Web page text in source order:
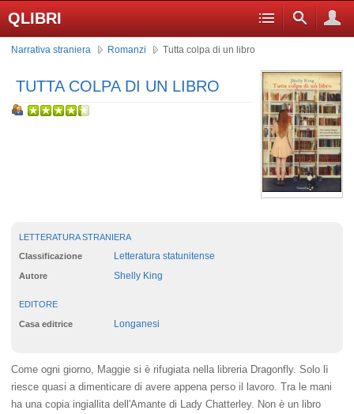
QLIBRI
Narrativa straniera Romanzi Tutta colpa di un libro
TUTTA COLPA DI UN LIBRO
LETTERATURA STRANIERA
Classificazione Letteratura statunitense
Autore Shelly King
EDITORE
Casa editrice Longanesi
Come ogni giorno, Maggie si è rifugiata nella libreria Dragonfly. Solo lì
riesce quasi a dimenticare di avere appena perso il lavoro. Tra le mani
ha una copia ingiallita dell'Amante di Lady Chatterley. Non è un libro